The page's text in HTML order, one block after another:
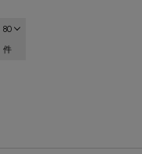
80
件